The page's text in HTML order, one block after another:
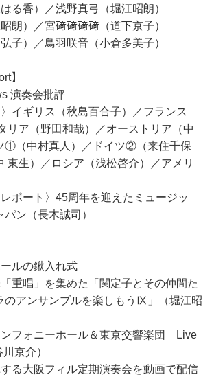
る香）／浅野真弓（堀江昭朗）
朗）／宮𥔎𥔎𥔎𥔎（道下京子）
子）／鳥羽咲音（小倉多美子）
】
演奏会批評
イギリス（秋島百合子）／フランス
リア（野田和哉）／オーストリア（中
①（中村真人）／ドイツ②（来住千保
東生）／ロシア（浅松啓介）／アメリ
ポート〉45周年を迎えたミュージッ
ン（長木誠司）
ルの鍬入れ式
重唱」を集めた「関定子とその仲間た
のアンサンブルを楽しもうⅨ」（堀江昭
フォニーホール＆東京交響楽団 Live
京介）
る大阪フィル定期演奏会を動画で配信